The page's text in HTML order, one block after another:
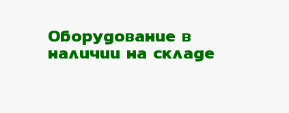
Оборудование в
наличии на складе